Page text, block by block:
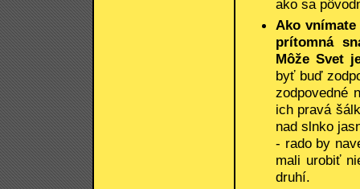
ako sa
Ako
prítomná
Môže Svet
byť buď
zodpovedné
ich pravá
nad slnko
- rado by
mali urobiť
druhí.